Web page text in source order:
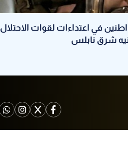
5 مواطنين في اعتداءات لقوات الاحتلال
شرق نابلس